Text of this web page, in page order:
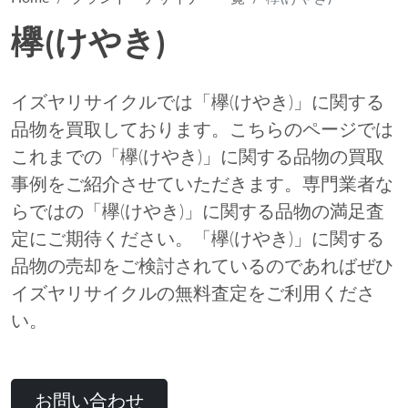
欅(けやき)
イズヤリサイクルでは「欅(けやき)」に関する
品物を買取しております。こちらのページでは
これまでの「欅(けやき)」に関する品物の買取
事例をご紹介させていただきます。専門業者な
らではの「欅(けやき)」に関する品物の満足査
定にご期待ください。「欅(けやき)」に関する
品物の売却をご検討されているのであればぜひ
イズヤリサイクルの無料査定をご利用くださ
い。
お問い合わせ